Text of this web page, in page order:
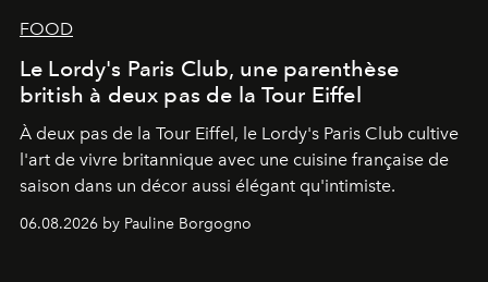
FOOD
Le Lordy's Paris Club, une parenthèse
british à deux pas de la Tour Eiffel
À deux pas de la Tour Eiffel, le Lordy's Paris Club cultive
l'art de vivre britannique avec une cuisine française de
saison dans un décor aussi élégant qu'intimiste.
06.08.2026 by Pauline Borgogno